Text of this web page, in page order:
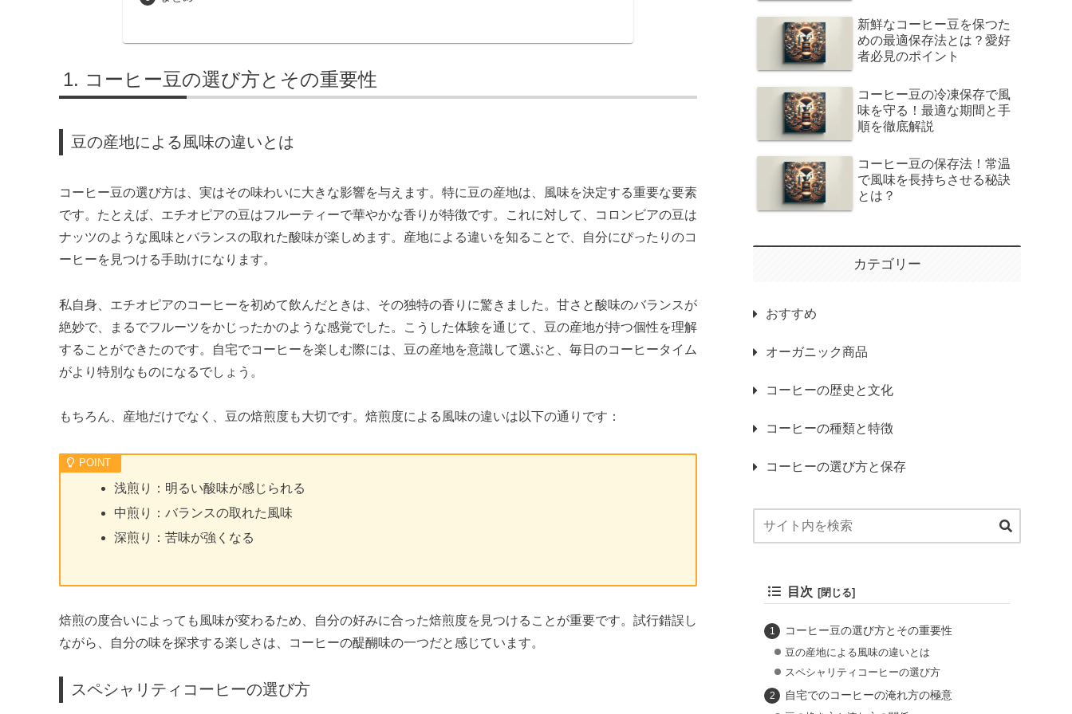
コーヒー豆の選び方とその重要性
豆の産地による風味の違いとは
コーヒー豆の選び方は、実はその味わいに大きな影響を与えます。特に豆の産地は、風味を決定する重要な要素
です。たとえば、エチオピアの豆はフルーティーで華やかな香りが特徴です。これに対して、コロンビアの豆は
ナッツのような風味とバランスの取れた酸味が楽しめます。産地による違いを知ることで、自分にぴったりのコ
ーヒーを見つける手助けになります。
私自身、エチオピアのコーヒーを初めて飲んだときは、その独特の香りに驚きました。甘さと酸味のバランスが
絶妙で、まるでフルーツをかじったかのような感覚でした。こうした体験を通じて、豆の産地が持つ個性を理解
することができたのです。自宅でコーヒーを楽しむ際には、豆の産地を意識して選ぶと、毎日のコーヒータイム
がより特別なものになるでしょう。
もちろん、産地だけでなく、豆の焙煎度も大切です。焙煎度による風味の違いは以下の通りです：
浅煎り：明るい酸味が感じられる
中煎り：バランスの取れた風味
深煎り：苦味が強くなる
焙煎の度合いによっても風味が変わるため、自分の好みに合った焙煎度を見つけることが重要です。試行錯誤し
ながら、自分の味を探求する楽しさは、コーヒーの醍醐味の一つだと感じています。
スペシャリティコーヒーの選び方
新鮮なコーヒー豆を保つた
めの最適保存法とは？愛好
者必見のポイント
コーヒー豆の冷凍保存で風
味を守る！最適な期間と手
順を徹底解説
コーヒー豆の保存法！常温
で風味を長持ちさせる秘訣
とは？
カテゴリー
おすすめ
オーガニック商品
コーヒーの歴史と文化
コーヒーの種類と特徴
コーヒーの選び方と保存
目次
コーヒー豆の選び方とその重要性
豆の産地による風味の違いとは
スペシャリティコーヒーの選び方
自宅でのコーヒーの淹れ方の極意